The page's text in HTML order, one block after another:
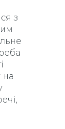
з
на